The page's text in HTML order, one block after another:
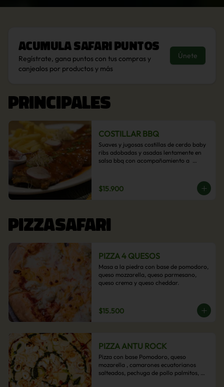
AcumulaSafari Puntos
Regístrate, gana puntos con tus compras y
canjealos por productos y más
Únete
PRINCIPALES
COSTILLAR BBQ
Suaves y jugosas costillas de cerdo baby
ribs adobadas y asadas lentamente en
salsa bbq con acompañamiento a
salteadas, Papas parmentier, Papas
fritas, Arroz blanco.
$15.900
PIZZASAFARI
PIZZA 4 QUESOS
Masa a la piedra con base de pomodoro,
queso mozzarella, queso parmesano,
queso crema y queso cheddar.
$15.500
PIZZA ANTU ROCK
Pizza con base Pomodoro, queso
mozarella , camarones ecuatorianos
salteados, pechuga de pollo palmitos,